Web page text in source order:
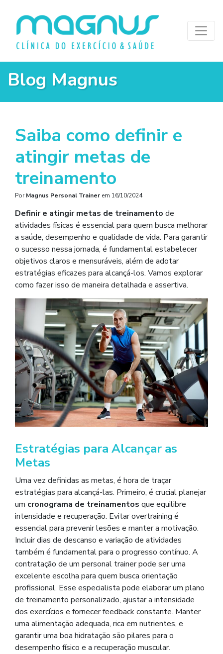
Blog Magnus
Saiba como definir e
atingir metas de
treinamento
PorMagnus Personal Trainer em 16/10/2024
Definir e atingir metas de treinamento de
atividades físicas é essencial para quem busca melhorar
a saúde, desempenho e qualidade de vida. Para garantir
o sucesso nessa jornada, é fundamental estabelecer
objetivos claros e mensuráveis, além de adotar
estratégias eficazes para alcançá-los. Vamos explorar
como fazer isso de maneira detalhada e assertiva.
Estratégias para Alcançar as
Metas
Uma vez definidas as metas, é hora de traçar
estratégias para alcançá-las. Primeiro, é crucial planejar
um cronograma de treinamentos que equilibre
intensidade e recuperação. Evitar overtraining é
essencial para prevenir lesões e manter a motivação.
Incluir dias de descanso e variação de atividades
também é fundamental para o progresso contínuo. A
contratação de um personal trainer pode ser uma
excelente escolha para quem busca orientação
profissional. Esse especialista pode elaborar um plano
de treinamento personalizado, ajustar a intensidade
dos exercícios e fornecer feedback constante. Manter
uma alimentação adequada, rica em nutrientes, e
garantir uma boa hidratação são pilares para o
desempenho físico e a recuperação muscular.